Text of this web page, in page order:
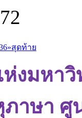
»สุดท้าย
ห่งมหา
าษา ศู